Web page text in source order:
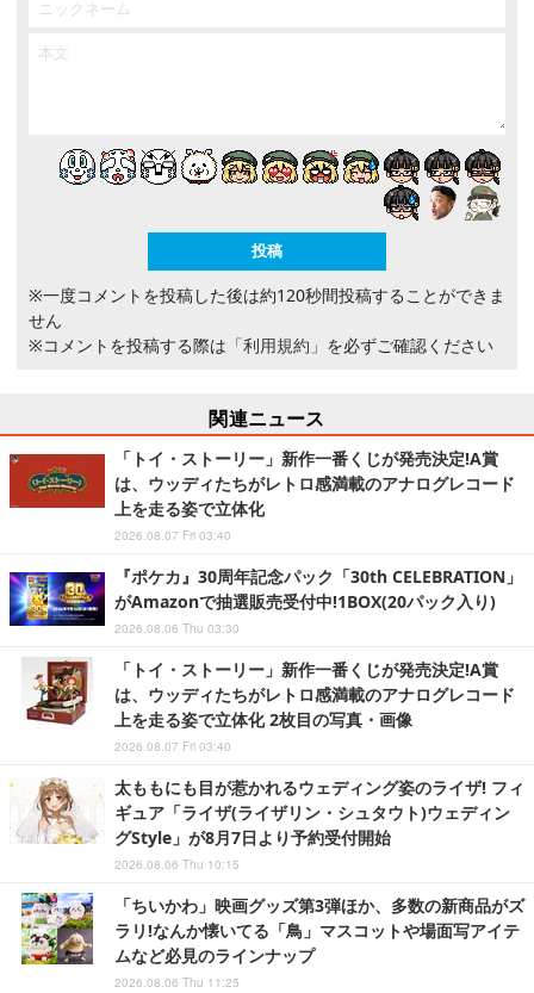
※一度コメントを投稿した後は約120秒間投稿することができま
せん
※コメントを投稿する際は 「利用規約」 を必ずご確認ください
関連ニュース
「トイ・ストーリー」新作一番くじが発売決定!A賞
は、ウッディたちがレトロ感満載のアナログレコード
上を走る姿で立体化
2026.08.07 Fri 03:40
『ポケカ』30周年記念パック「30th CELEBRATION」
がAmazonで抽選販売受付中!1BOX(20パック入り)
2026.08.06 Thu 03:30
「トイ・ストーリー」新作一番くじが発売決定!A賞
は、ウッディたちがレトロ感満載のアナログレコード
上を走る姿で立体化 2枚目の写真・画像
2026.08.07 Fri 03:40
太ももにも目が惹かれるウェディング姿のライザ! フィ
ギュア「ライザ(ライザリン・シュタウト)ウェディン
グStyle」が8月7日より予約受付開始
2026.08.06 Thu 10:15
「ちいかわ」映画グッズ第3弾ほか、多数の新商品がズ
ラリ!なんか懐いてる「鳥」マスコットや場面写アイテ
ムなど必見のラインナップ
2026.08.06 Thu 11:25